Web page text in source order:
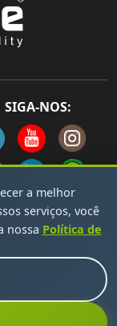
SIGA-NOS:
© 2026 -
a melhor
serviços, você
nossa Política de